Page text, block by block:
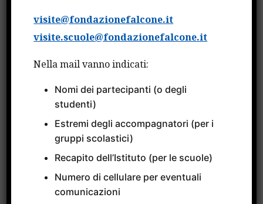
Carla Cuccocon “Il vizio del gioco: betting e
gambling nella rete delle organizzazioni mafiose”.
interrogativi in gioco ed il suo uso sistematico da
parte della criminalità organizzata”.
Annalisa Failla
mafioso nella lotta alle mafie autoctone, straniere e
delocalizzate e la destrutturazione della condotta
visite@fondazionefalcone.it
visite.scuole@fondazionefalcone.it
Nella mail vanno indicati:
Nomi dei partecipanti (o degli
studenti)
Estremi degli accompagnatori (per i
gruppi scolastici)
Recapito dell’Istituto (per le scuole)
Numero di cellulare per eventuali
comunicazioni